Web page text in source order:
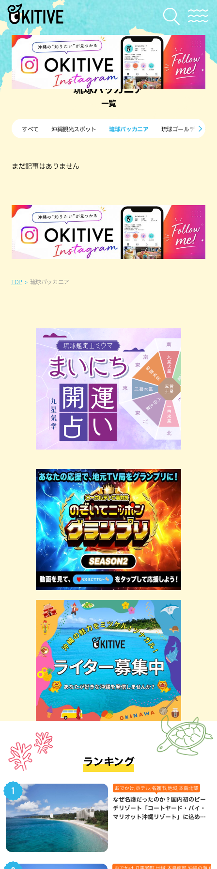
琉球バッカニア
一覧
すべて 沖縄観光スポット 琉球バッカニア 琉球ゴールデンキン
まだ記事はありません
TOP 琉球バッカニア
ランキング
おでかけ,ホテル,名護市,地域,本島北部
なぜ名護だったのか？国内初のビー
チリゾート「コートヤード・バイ・
マリオット沖縄リゾート」に込めら
おでかけ,八重瀬町,地域,本島南部,沖縄の海,自